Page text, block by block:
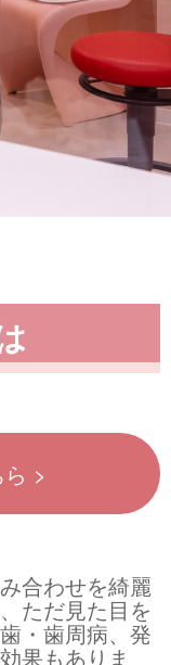
>
合わせを綺麗
ただ見た目を
・歯周病、発
果もありま